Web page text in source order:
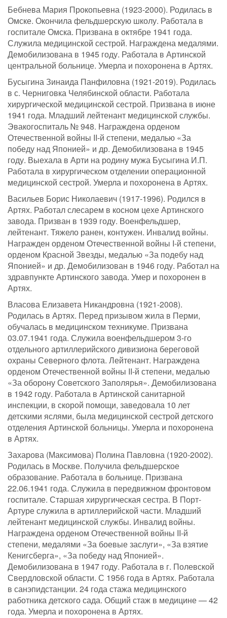
Бебнева Мария Прокопьевна (1923-2000). Родилась в
Омске. Окончила фельдшерскую школу. Работала в
госпитале Омска. Призвана в октябре 1941 года.
Служила медицинской сестрой. Награждена медалями.
Демобилизована в 1945 году. Работала в Артинской
центральной больнице. Умерла и похоронена в Артях.
Бусыгина Зинаида Панфиловна (1921-2019). Родилась
в с. Черниговка Челябинской области. Работала
хирургической медицинской сестрой. Призвана в июне
1941 года. Младший лейтенант медицинской службы.
Эвакогоспиталь № 948. Награждена орденом
Отечественной войны II-й степени, медалью «За
победу над Японией» и др. Демобилизована в 1945
году. Выехала в Арти на родину мужа Бусыгина И.П.
Работала в хирургическом отделении операционной
медицинской сестрой. Умерла и похоронена в Артях.
Васильев Борис Николаевич (1917-1996). Родился в
Артях. Работал слесарем в косном цехе Артинского
завода. Призван в 1939 году. Военфельдшер,
лейтенант. Тяжело ранен, контужен. Инвалид войны.
Награжден орденом Отечественной войны I-й степени,
орденом Красной Звезды, медалью «За подебу над
Японией» и др. Демобилизован в 1946 году. Работал на
здравпункте Артинского завода. Умер и похоронен в
Артях.
Власова Елизавета Никандровна (1921-2008).
Родилась в Артях. Перед призывом жила в Перми,
обучалась в медицинском техникуме. Призвана
03.07.1941 года. Служила военфельдшером 3-го
отдельного артиллерийского дивизиона береговой
охраны Северного флота. Лейтенант. Награждена
орденом Отечественной войны II-й степени, медалью
«За оборону Советского Заполярья». Демобилизована
в 1942 году. Работала в Артинской санитарной
инспекции, в скорой помощи, заведовала 10 лет
детскими яслями, была медицинской сестрой детского
отделения Артинской больницы. Умерла и похоронена
в Артях.
Захарова (Максимова) Полина Павловна (1920-2002).
Родилась в Москве. Получила фельдшерское
образование. Работала в больнице. Призвана
22.06.1941 года. Служила в передвижном фронтовом
госпитале. Старшая хирургическая сестра. В Порт-
Артуре служила в артиллерийской части. Младший
лейтенант медицинской службы. Инвалид войны.
Награждена орденом Отечественной войны II-й
степени, медалями «За боевые заслуги», «За взятие
Кенигсберга», «За победу над Японией».
Демобилизована в 1947 году. Работала в г. Полевской
Свердловской области. С 1956 года в Артях. Работала
в санэпидстанции. 24 года стажа медицинского
работника детского сада. Общий стаж в медицине — 42
года. Умерла и похоронена в Артях.